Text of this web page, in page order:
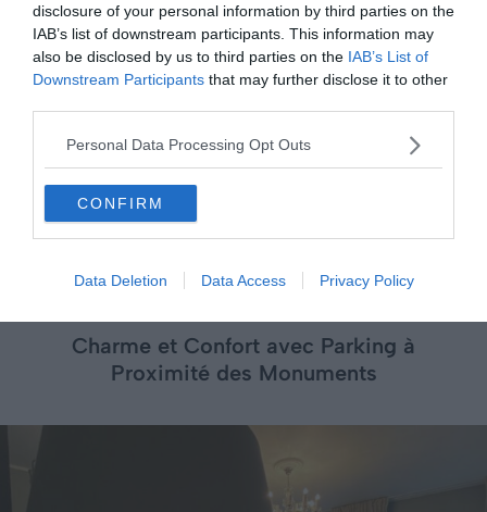
disclosure of your personal information by third parties on the
IAB’s list of downstream participants. This information may
also be disclosed by us to third parties on the IAB’s List of
Downstream Participants that may further disclose it to other
Personal Data Processing Opt Outs
CONFIRM
Data Deletion Data Access Privacy Policy
aisance. Pour vous détendre, profitez du spa et du
centre de fitness de l’hôtelaprès une journée de
découverte. Enfin, pour manger, le restaurant de l’hôtel
sert une délicieuse cuisine belge de saison dans un
cadre convivial et raffiné.
Charme et Confort avec Parking à
Proximité des Monuments